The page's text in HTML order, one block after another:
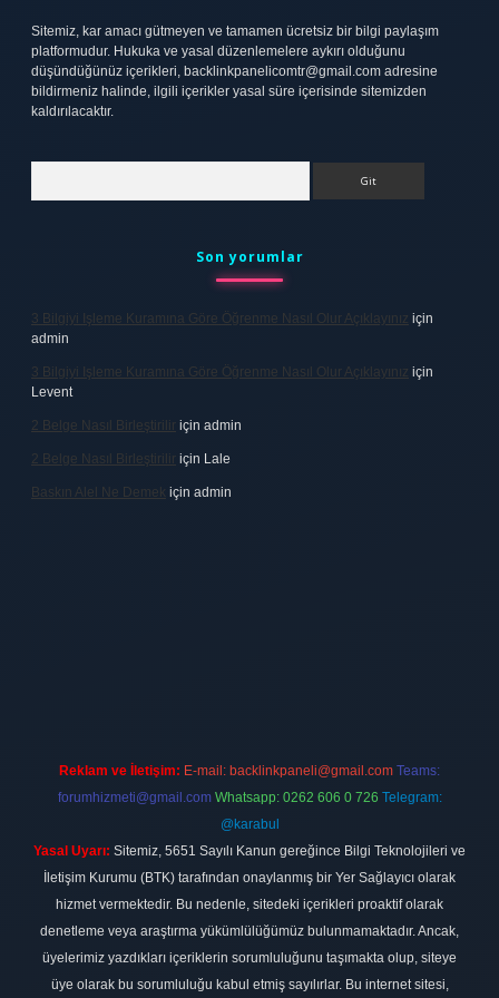
Sitemiz, kar amacı gütmeyen ve tamamen ücretsiz bir bilgi paylaşım
platformudur. Hukuka ve yasal düzenlemelere aykırı olduğunu
düşündüğünüz içerikleri, backlinkpanelicomtr@gmail.com adresine
bildirmeniz halinde, ilgili içerikler yasal süre içerisinde sitemizden
kaldırılacaktır.
Son yorumlar
3 Bilgiyi Işleme Kuramına Göre Öğrenme Nasıl Olur Açıklayınız için
admin
3 Bilgiyi Işleme Kuramına Göre Öğrenme Nasıl Olur Açıklayınız için
Levent
2 Belge Nasıl Birleştirilir için admin
2 Belge Nasıl Birleştirilir için Lale
Baskın Alel Ne Demek için admin
Reklam ve İletişim: E-mail: backlinkpaneli@gmail.com Teams:
forumhizmeti@gmail.com Whatsapp: 0262 606 0 726 Telegram:
@karabul
Yasal Uyarı: Sitemiz, 5651 Sayılı Kanun gereğince Bilgi Teknolojileri ve
İletişim Kurumu (BTK) tarafından onaylanmış bir Yer Sağlayıcı olarak
hizmet vermektedir. Bu nedenle, sitedeki içerikleri proaktif olarak
denetleme veya araştırma yükümlülüğümüz bulunmamaktadır. Ancak,
üyelerimiz yazdıkları içeriklerin sorumluluğunu taşımakta olup, siteye
üye olarak bu sorumluluğu kabul etmiş sayılırlar. Bu internet sitesi,